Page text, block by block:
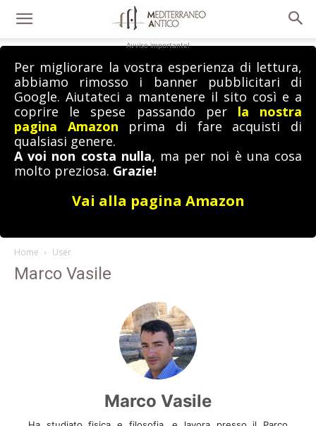
Avviso importante!
Per migliorare la vostra esperienza di lettura,
abbiamo rimosso i banner pubblicitari di
Google. Aiutateci a mantenere il sito così e a
coprire le spese passando per la nostra
pagina Amazon prima di fare acquisti di
qualsiasi genere.
A voi non costa nulla, ma per noi è una cosa
molto preziosa. Grazie!
Vai alla pagina Amazon
Home User
Marco Vasile
Marco Vasile